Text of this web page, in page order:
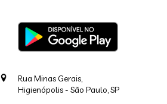
Rua Minas Gerais,
Higienópolis - São Paulo, SP